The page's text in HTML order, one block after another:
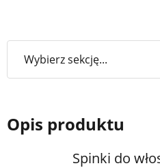
Opis produktu
Spinki do